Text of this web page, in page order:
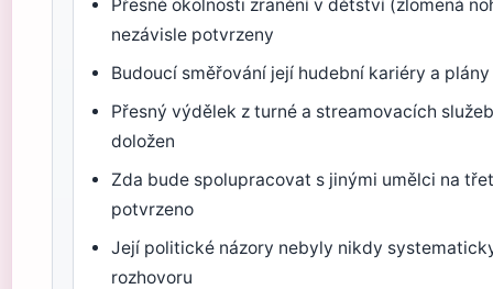
Přesné okolnosti zranění v dětství (zlomená
nezávisle potvrzeny
Budoucí směřování její hudební kariéry a
Přesný výdělek z turné a streamovacích
doložen
Zda bude spolupracovat s jinými umělci na
potvrzeno
Její politické názory nebyly nikdy
rozhovoru